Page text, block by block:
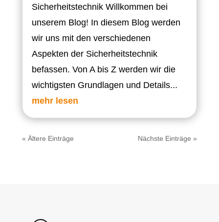
Sicherheitstechnik Willkommen bei
unserem Blog! In diesem Blog werden
wir uns mit den verschiedenen
Aspekten der Sicherheitstechnik
befassen. Von A bis Z werden wir die
wichtigsten Grundlagen und Details...
mehr lesen
« Ältere Einträge Nächste Einträge »